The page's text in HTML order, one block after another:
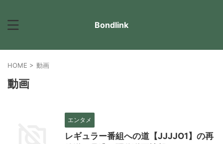
Bondlink
HOME > 動画
動画
エンタメ
レギュラー番組への道【JJJJO1】の再